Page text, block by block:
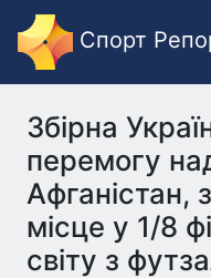
Спорт
Збірна
перемогу
Афганістан,
місце у 1/8
світу з